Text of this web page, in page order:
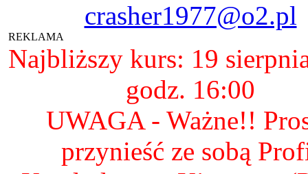
crasher1977@o2.pl
REKLAMA
Najbliższy kurs: 19
godz. 16:00
UWAGA - Ważne!!
przynieść ze sobą